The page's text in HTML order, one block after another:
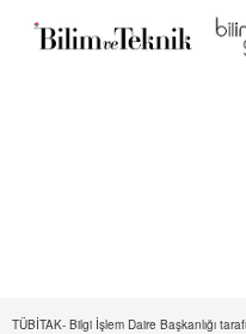
TÜBİTAK- Bilgi İşlem Daire Başkanlığı